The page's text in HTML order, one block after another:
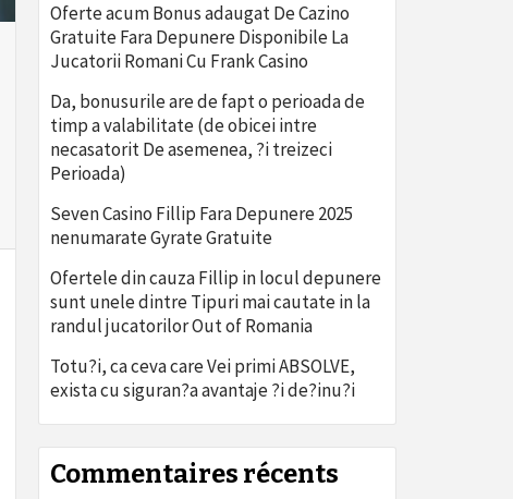
Oferte acum Bonus adaugat De Cazino
Gratuite Fara Depunere Disponibile La
Jucatorii Romani Cu Frank Casino
Da, bonusurile are de fapt o perioada de
timp a valabilitate (de obicei intre
necasatorit De asemenea, ?i treizeci
Perioada)
Seven Casino Fillip Fara Depunere 2025
nenumarate Gyrate Gratuite
Ofertele din cauza Fillip in locul depunere
sunt unele dintre Tipuri mai cautate in la
randul jucatorilor Out of Romania
Totu?i, ca ceva care Vei primi ABSOLVE,
exista cu siguran?a avantaje ?i de?inu?i
Commentaires récents